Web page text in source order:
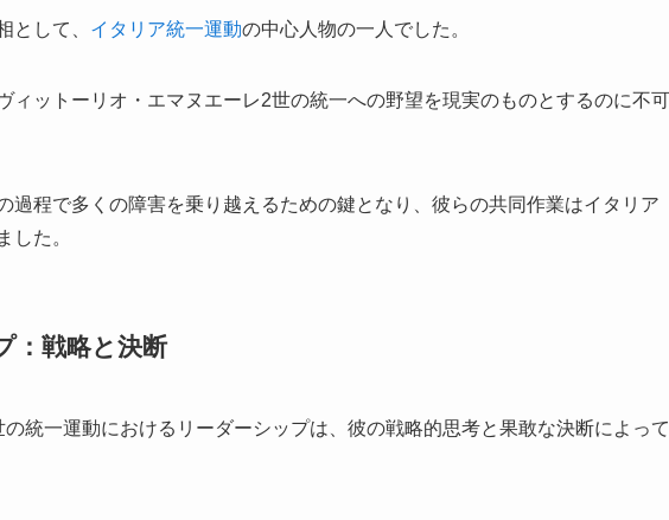
として、 イタリア統一運動の中心人物の一人でした。
ィットーリオ・エマヌエーレ2世の統一への野望を現実のものとするのに不可
過程で多くの障害を乗り越えるための鍵となり、彼らの共同作業はイタリア
した。
：戦略と決断
統一運動におけるリーダーシップは、彼の戦略的思考と果敢な決断によって